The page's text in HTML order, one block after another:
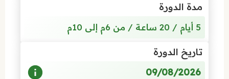
مدة الدورة
5 أيام / 20 ساعة / من 6م إلى 10م
تاريخ الدورة
09/08/2026